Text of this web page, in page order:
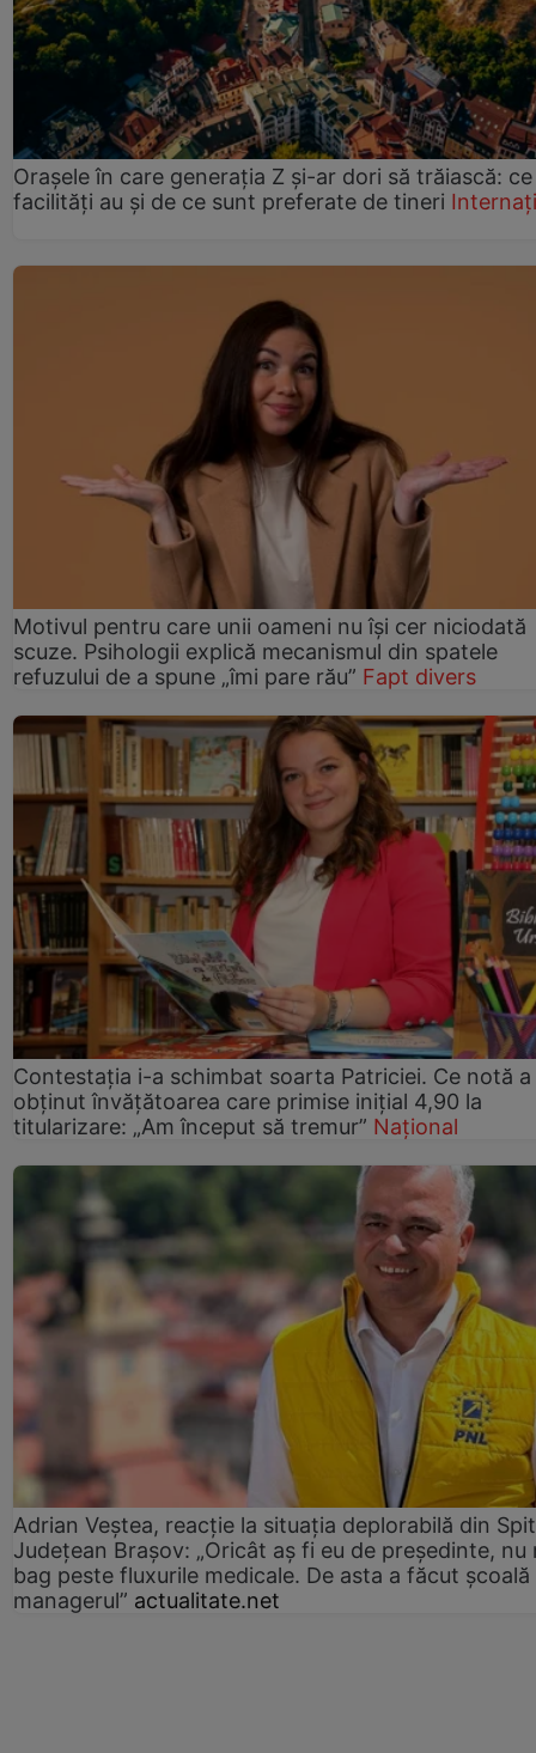
Orașele în care generația Z și-ar dori să trăiască: ce
facilități au și de ce sunt preferate de tineri
Motivul pentru care unii oameni nu își cer niciodată
scuze. Psihologii explică mecanismul din spatele
refuzului de a spune „îmi pare rău” Fapt divers
Contestația i-a schimbat soarta Patriciei. Ce notă a
obținut învățătoarea care primise inițial 4,90 la
titularizare: „Am început să tremur” Național
Adrian Veștea, reacție la situația deplorabilă din
Județean Brașov: „Oricât aș fi eu de președinte, nu
bag peste fluxurile medicale. De asta a făcut școală
managerul” actualitate.net